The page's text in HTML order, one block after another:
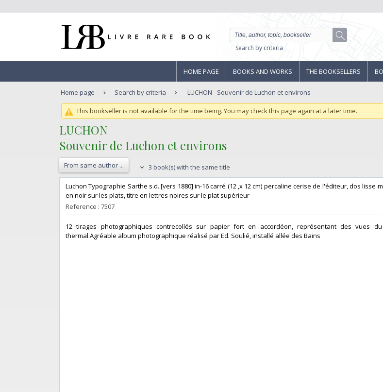
Search by criteria
HOME PAGE BOOKS AND WORKS THE BOOKSELLERS
Home page Search by criteria LUCHON - Souvenir de Luchon et environs
This bookseller is not available for the time being. You may check this page again at a later time.
‎LUCHON ‎
‎Souvenir de Luchon et environs ‎
From same author ... 3 book(s) with the same title
‎Luchon Typographie Sarthe s.d. [vers 1880] in-16 carré (12 ,x 12 cm) percaline cerise de l'éditeur, dos lisse
en noir sur les plats, titre en lettres noires sur le plat supérieur ‎
Reference : 7507
‎12 tirages photographiques contrecollés sur papier fort en accordéon, représentant des vues
thermal.Agréable album photographique réalisé par Ed. Soulié, installé allée des Bains ‎